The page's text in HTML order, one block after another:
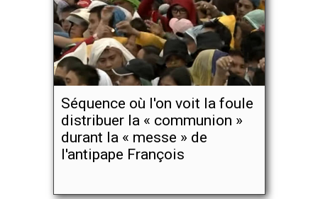
Séquence où l'on voit la foule
distribuer la « communion »
durant la « messe » de
l'antipape François